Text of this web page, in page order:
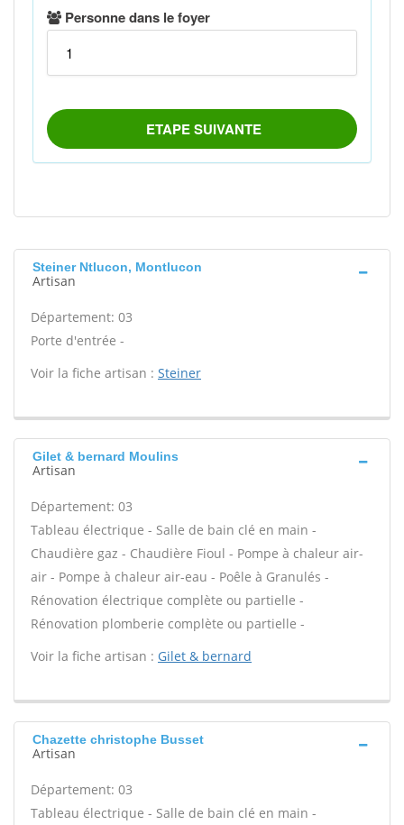
Steiner Ntlucon, Montlucon
Artisan
Département: 03
Porte d'entrée -
Voir la fiche artisan : Steiner
Gilet & bernard Moulins
Artisan
Département: 03
Tableau électrique - Salle de bain clé en main -
Chaudière gaz - Chaudière Fioul - Pompe à chaleur air-
air - Pompe à chaleur air-eau - Poêle à Granulés -
Rénovation électrique complète ou partielle -
Rénovation plomberie complète ou partielle -
Voir la fiche artisan : Gilet & bernard
Chazette christophe Busset
Artisan
Département: 03
Tableau électrique - Salle de bain clé en main -